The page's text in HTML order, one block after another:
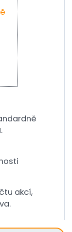
akcí,